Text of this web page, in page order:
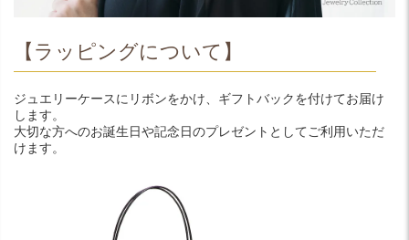
【ラッピングについて】
ジュエリーケースにリボンをかけ、ギフトバックを付けてお届け
します。
大切な方へのお誕生日や記念日のプレゼントとしてご利用いただ
けます。